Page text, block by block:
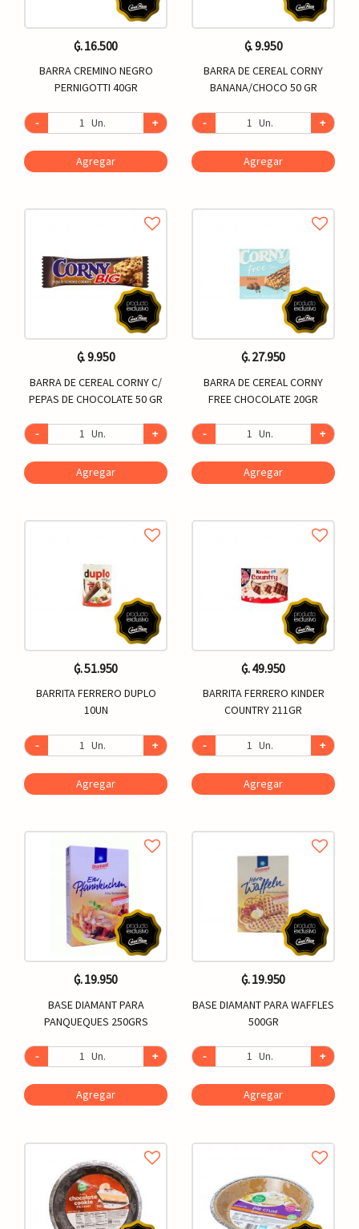
₲. 16.500
BARRA CREMINO NEGRO
PERNIGOTTI 40GR
- Un. +
Agregar
₲. 9.950
BARRA DE CEREAL CORNY
BANANA/CHOCO 50 GR
- Un. +
Agregar
₲. 9.950
BARRA DE CEREAL CORNY C/
PEPAS DE CHOCOLATE 50 GR
- Un. +
Agregar
₲. 27.950
BARRA DE CEREAL CORNY
FREE CHOCOLATE 20GR
- Un. +
Agregar
₲. 51.950
BARRITA FERRERO DUPLO
10UN
- Un. +
Agregar
₲. 49.950
BARRITA FERRERO KINDER
COUNTRY 211GR
- Un. +
Agregar
₲. 19.950
BASE DIAMANT PARA
PANQUEQUES 250GRS
- Un. +
Agregar
₲. 19.950
BASE DIAMANT PARA WAFFLES
500GR
- Un. +
Agregar